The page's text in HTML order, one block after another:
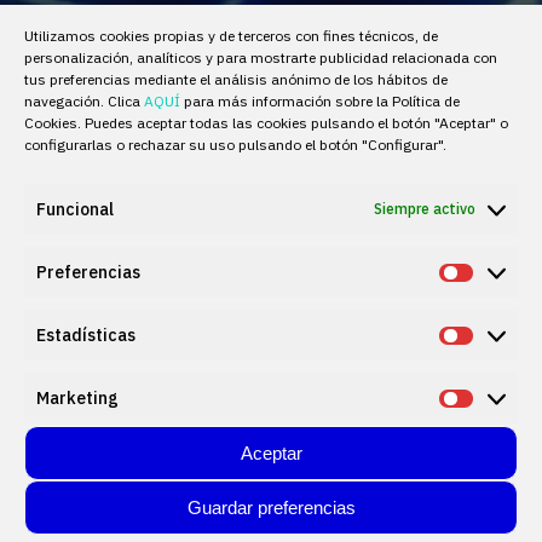
Utilizamos cookies propias y de terceros con fines técnicos, de
personalización, analíticos y para mostrarte publicidad relacionada con
tus preferencias mediante el análisis anónimo de los hábitos de
navegación. Clica AQUÍ para más información sobre la Política de
Cookies. Puedes aceptar todas las cookies pulsando el botón "Aceptar" o
configurarlas o rechazar su uso pulsando el botón "Configurar".
Funcional Siempre activo
Preferencias
Estadísticas
Marketing
Aceptar
Guardar preferencias
El logotipo de FLOOX conecta la
trayectoria, en los últimos
estrategia en cuatro
profesionalización, innovación para